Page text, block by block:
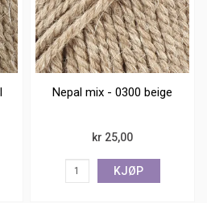
Nepal mix - 0300 beige
kr 25,00
KJØP